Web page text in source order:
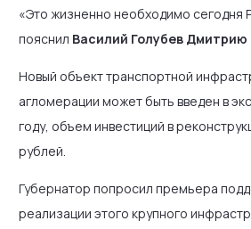
«Это жизненно необходимо сегодня
пояснил Василий Голубев
Новый объект транспортной
агломерации может быть введен в
году, объем инвестиций в
рублей.
Губернатор попросил премьера
реализации этого крупного